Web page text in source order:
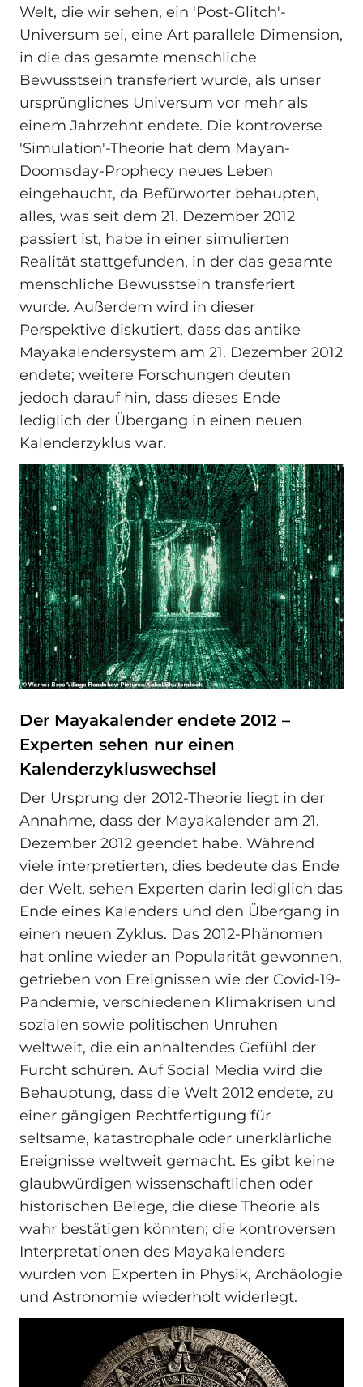
Welt, die wir sehen, ein 'Post-Glitch'-
Universum sei, eine Art parallele Dimension,
in die das gesamte menschliche
Bewusstsein transferiert wurde, als unser
ursprüngliches Universum vor mehr als
einem Jahrzehnt endete. Die kontroverse
'Simulation'-Theorie hat dem Mayan-
Doomsday-Prophecy neues Leben
eingehaucht, da Befürworter behaupten,
alles, was seit dem 21. Dezember 2012
passiert ist, habe in einer simulierten
Realität stattgefunden, in der das gesamte
menschliche Bewusstsein transferiert
wurde. Außerdem wird in dieser
Perspektive diskutiert, dass das antike
Mayakalendersystem am 21. Dezember 2012
endete; weitere Forschungen deuten
jedoch darauf hin, dass dieses Ende
lediglich der Übergang in einen neuen
Kalenderzyklus war.
Der Mayakalender endete 2012 –
Experten sehen nur einen
Kalenderzykluswechsel
Der Ursprung der 2012-Theorie liegt in der
Annahme, dass der Mayakalender am 21.
Dezember 2012 geendet habe. Während
viele interpretierten, dies bedeute das Ende
der Welt, sehen Experten darin lediglich das
Ende eines Kalenders und den Übergang in
einen neuen Zyklus. Das 2012-Phänomen
hat online wieder an Popularität gewonnen,
getrieben von Ereignissen wie der Covid-19-
Pandemie, verschiedenen Klimakrisen und
sozialen sowie politischen Unruhen
weltweit, die ein anhaltendes Gefühl der
Furcht schüren. Auf Social Media wird die
Behauptung, dass die Welt 2012 endete, zu
einer gängigen Rechtfertigung für
seltsame, katastrophale oder unerklärliche
Ereignisse weltweit gemacht. Es gibt keine
glaubwürdigen wissenschaftlichen oder
historischen Belege, die diese Theorie als
wahr bestätigen könnten; die kontroversen
Interpretationen des Mayakalenders
wurden von Experten in Physik, Archäologie
und Astronomie wiederholt widerlegt.